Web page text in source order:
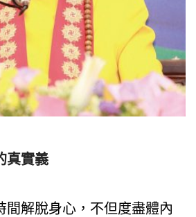
真實義
間解脫身心，不但度盡體內